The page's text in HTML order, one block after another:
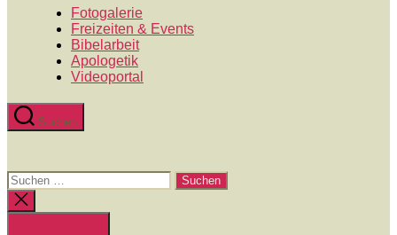
Fotogalerie
Freizeiten & Events
Bibelarbeit
Apologetik
Videoportal
Suchen
Suchen
nach:
Suche
schließen